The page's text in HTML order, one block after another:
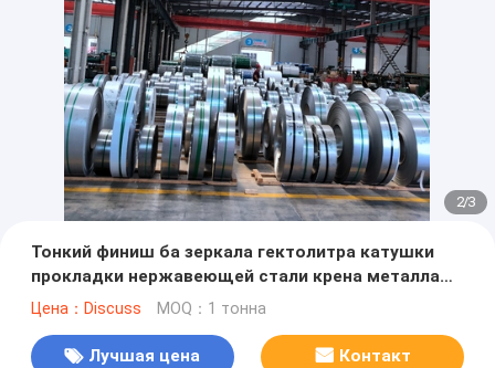
2/3
Тонкий финиш ба зеркала гектолитра катушки
прокладки нержавеющей стали крена металла
301 304 201 100mm
Цена：Discuss MOQ：1 тонна
Лучшая цена Контакт